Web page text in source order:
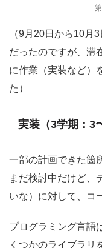
（9月20日から10月
だったのですが、滞
に作業（実装など）
た）
実装（3学期：3
一部の計画できた箇
まだ検討中だけど、
いな）に対して、コ
プログラミング言語
くつかのライブラリ